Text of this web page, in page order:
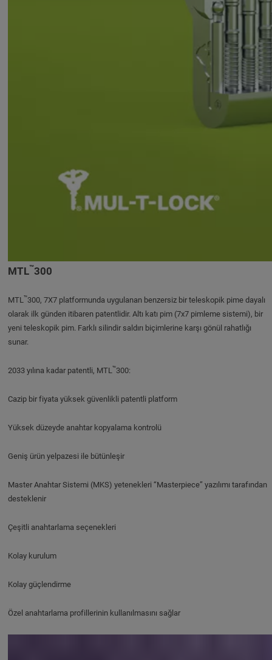
MTL™300
MTL ™300, 7X7 platformunda uygulanan benzersiz bir teleskopik pime dayalı
olarak ilk günden itibaren patentlidir. Altı katı pim (7x7 pimleme sistemi), bir
yeni teleskopik pim. Farklı silindir saldırı biçimlerine karşı gönül rahatlığı
sunar.
2033 yılına kadar patentli, MTL ™300:
Cazip bir fiyata yüksek güvenlikli patentli platform
Yüksek düzeyde anahtar kopyalama kontrolü
Geniş ürün yelpazesi ile bütünleşir
Master Anahtar Sistemi (MKS) yetenekleri “Masterpiece” yazılımı tarafından
desteklenir
Çeşitli anahtarlama seçenekleri
Kolay kurulum
Kolay güçlendirme
Özel anahtarlama profillerinin kullanılmasını sağlar